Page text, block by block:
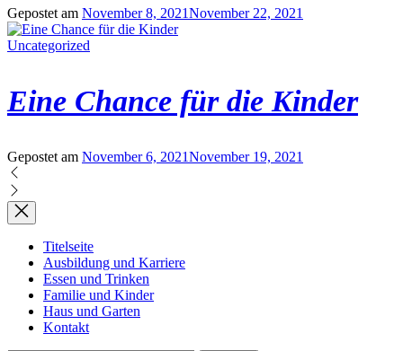
Gepostet am November 8, 2021November 22, 2021
Uncategorized
Eine Chance für die Kinder
Gepostet am November 6, 2021November 19, 2021
Titelseite
Ausbildung und Karriere
Essen und Trinken
Familie und Kinder
Haus und Garten
Kontakt